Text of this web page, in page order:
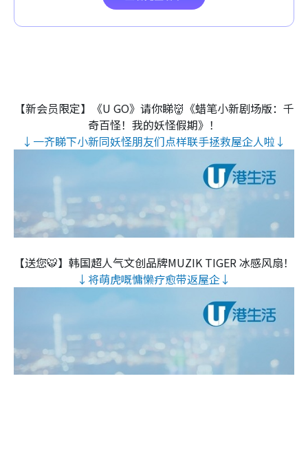
【新会员限定】《U GO》请你睇👹《蜡笔小新剧场版：千
奇百怪！我的妖怪假期》！
↓一齐睇下小新同妖怪朋友们点样联手拯救屋企人啦↓
【送您🐯】韩国超人气文创品牌MUZIK TIGER 冰感风扇！
↓将萌虎嘅慵懒疗愈带返屋企↓